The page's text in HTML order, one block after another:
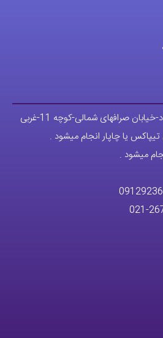
صرافهای شمالی-کوچه 11-غربی
یا چاپار انجام میشود .
میشود .
-021